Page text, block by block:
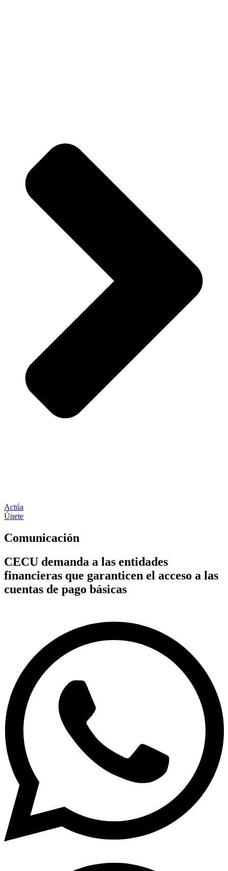
Actúa
Únete
Comunicación
CECU demanda a las entidades
financieras que garanticen el acceso a las
cuentas de pago básicas